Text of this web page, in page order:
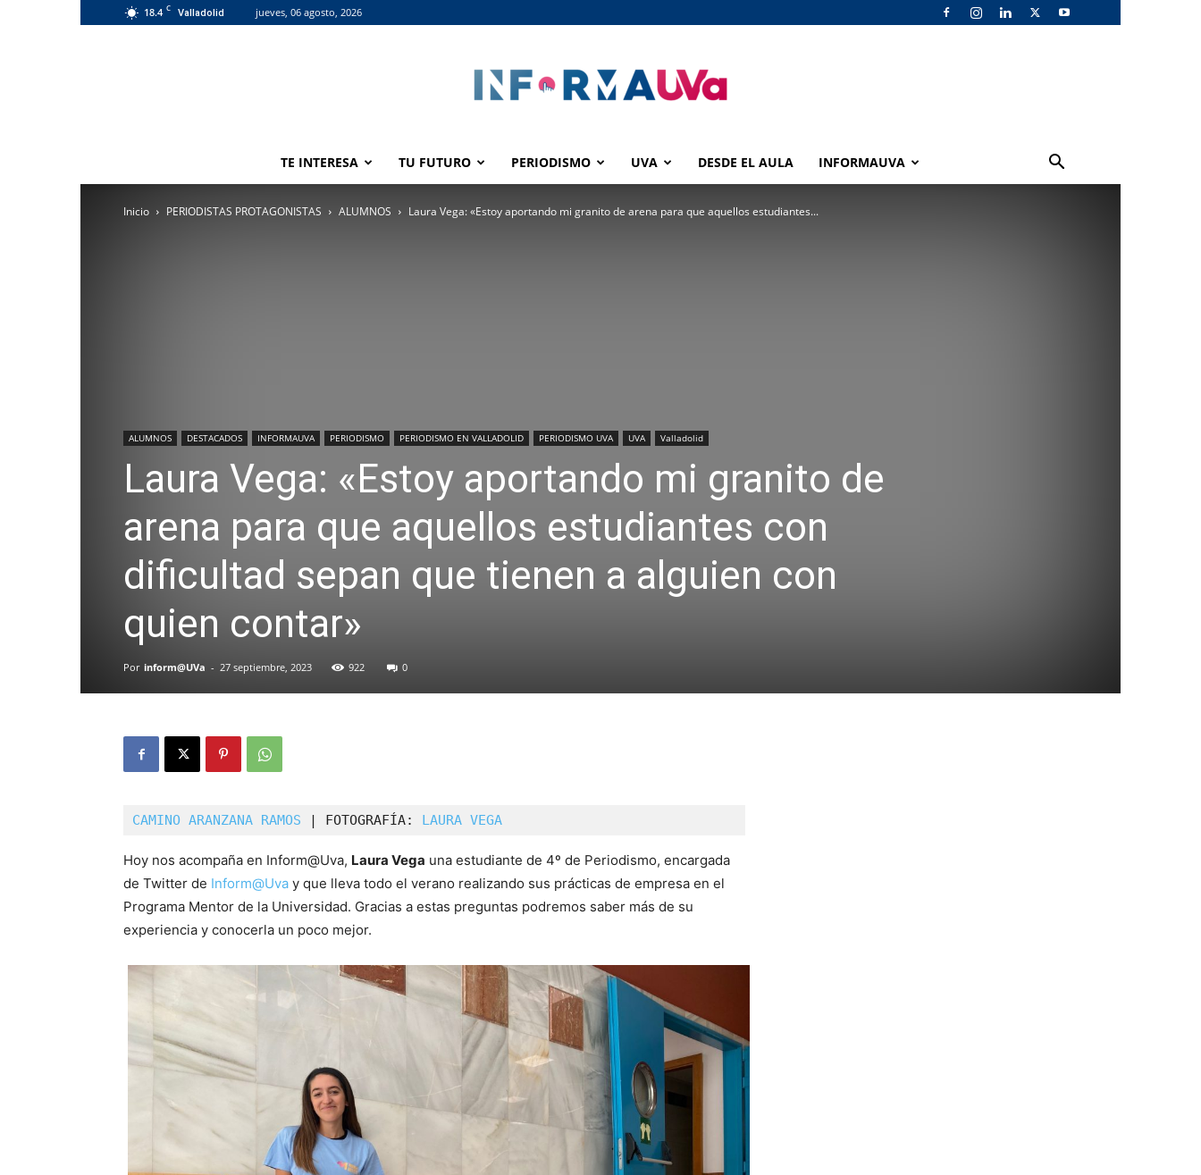
18.4 C Valladolid jueves, 06 agosto, 2026
informaUVA
TE INTERESA TU FUTURO PERIODISMO UVA DESDE EL AULA INFORMAUVA
Inicio PERIODISTAS PROTAGONISTAS ALUMNOS Laura Vega: «Estoy aportando mi granito de arena para que aquellos estudiantes...
ALUMNOS DESTACADOS INFORMAUVA PERIODISMO PERIODISMO EN VALLADOLID PERIODISMO UVA UVA Valladolid
Laura Vega: «Estoy aportando mi granito de
arena para que aquellos estudiantes con
dificultad sepan que tienen a alguien con
quien contar»
Por inform@UVa - 27 septiembre, 2023 922 0
CAMINO ARANZANA RAMOS | FOTOGRAFÍA: LAURA VEGA
Hoy nos acompaña en Inform@Uva, Laura Vega una estudiante de 4º de Periodismo, encargada
de Twitter de Inform@Uva y que lleva todo el verano realizando sus prácticas de empresa en el
Programa Mentor de la Universidad. Gracias a estas preguntas podremos saber más de su
experiencia y conocerla un poco mejor.